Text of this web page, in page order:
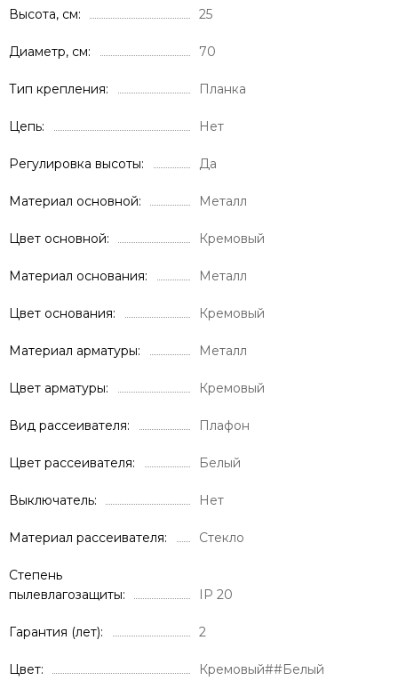
Высота, см 25
Диаметр, см 70
Тип крепления Планка
Цепь Нет
Регулировка высоты Да
Материал основной Металл
Цвет основной Кремовый
Материал основания Металл
Цвет основания Кремовый
Материал арматуры Металл
Цвет арматуры Кремовый
Вид рассеивателя Плафон
Цвет рассеивателя Белый
Выключатель Нет
Материал рассеивателя Стекло
Степень
пылевлагозащиты
IP 20
Гарантия (лет) 2
Цвет Кремовый##Белый